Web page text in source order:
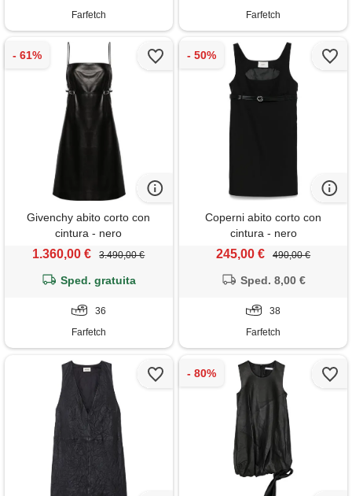
Farfetch
Farfetch
Givenchy abito corto con
cintura - nero
1.360,00 € 3.490,00 €
Sped. gratuita
36
Farfetch
Coperni abito corto con
cintura - nero
245,00 € 490,00 €
Sped. 8,00 €
38
Farfetch